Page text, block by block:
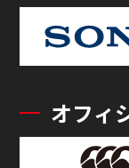
オフィ